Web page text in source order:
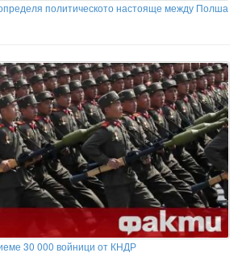
политическото настояще между Полша
30 000 войници от КНДР